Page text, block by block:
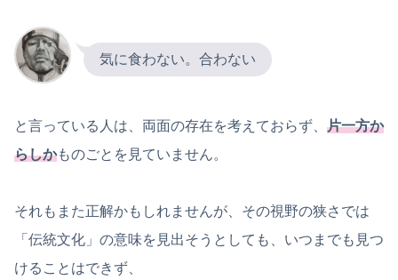
気に食わない。合わない
と言っている人は、両面の存在を考えておらず、 片一方か
らしかものごとを見ていません。
それもまた正解かもしれませんが、その視野の狭さでは
「伝統文化」の意味を見出そうとしても、いつまでも見つ
けることはできず、